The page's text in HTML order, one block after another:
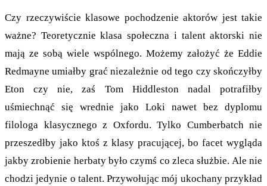
Czy rzeczywiście klasowe pochodzenie aktorów jest takie
ważne? Teoretycznie klasa społeczna i talent aktorski nie
mają ze sobą wiele wspólnego. Możemy założyć że Eddie
Redmayne umiałby grać niezależnie od tego czy skończyłby
Eton czy nie, zaś Tom Hiddleston nadal potrafiłby
uśmiechnąć się wrednie jako Loki nawet bez dyplomu
filologa klasycznego z Oxfordu. Tylko Cumberbatch nie
przeszedłby jako ktoś z klasy pracującej, bo facet wygląda
jakby zrobienie herbaty było czymś co zleca służbie. Ale nie
chodzi jedynie o talent. Przywołując mój ukochany przykład